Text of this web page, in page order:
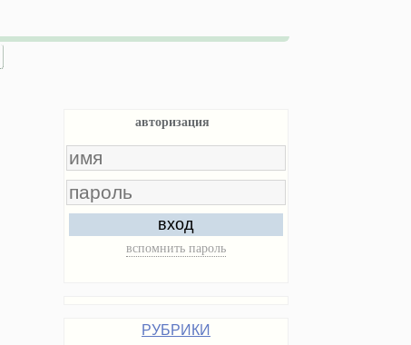
авторизация
вход
вспомнить пароль
РУБРИКИ